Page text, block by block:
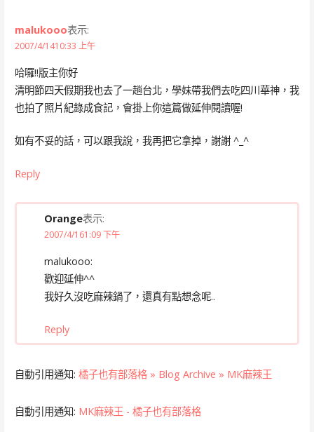
malukooo表示:
2007/4/1410:33 上午
哈囉!!版主你好
清明節四天假期我也去了一趟台北，學妹帶我們去吃四川華神，我
也拍了照片紀錄成食記，會掛上你這篇做延伸閱讀喔!
如有不妥的話，可以跟我說，我再把它拿掉，謝謝 ^_^
Reply
Orange表示:
2007/4/161:09 下午
malukooo:
歡迎延伸^^
我好久沒吃麻辣鍋了，還真有點想念呢..
Reply
自動引用通知: 橘子也有部落格 » Blog Archive » MK麻辣王
自動引用通知: MK麻辣王 - 橘子也有部落格